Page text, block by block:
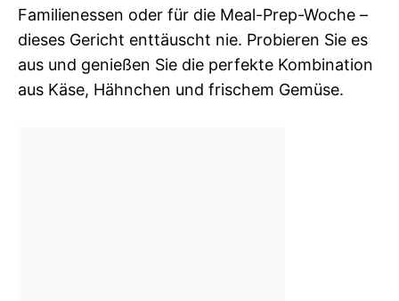
Familienessen oder für die Meal-Prep-Woche –
dieses Gericht enttäuscht nie. Probieren Sie es
aus und genießen Sie die perfekte Kombination
aus Käse, Hähnchen und frischem Gemüse.